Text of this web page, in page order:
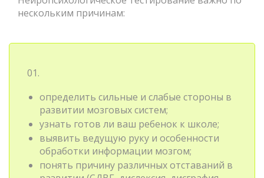
нескольким причинам:
01.
определить сильные и слабые стороны в
развитии мозговых систем;
узнать готов ли ваш ребенок к школе;
выявить ведущую руку и особенности
обработки информации мозгом;
понять причину различных отставаний в